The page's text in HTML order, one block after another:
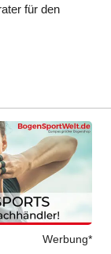
für den
Werbung*